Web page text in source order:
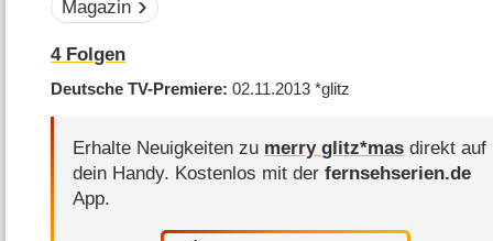
Magazin
4Folgen
Deutsche TV-Premiere 02.11.2013*glitz
Erhalte Neuigkeiten zu merry glitz*mas direkt auf
dein Handy. Kostenlos mit derfernsehserien.de
App.